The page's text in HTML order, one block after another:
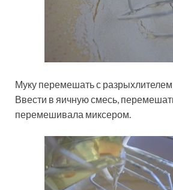
Муку перемешать с
Ввести в яичную смесь,
перемешивала миксером.